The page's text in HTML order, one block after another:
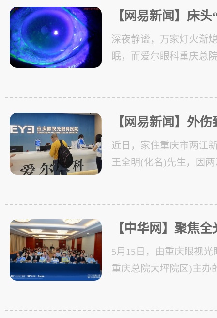
【网易新闻】床
眼“隐形杀手”——
医院深夜接诊电光
深夜静谧，万家灯火渐
眠，而爱尔眼科重庆总
【网易新闻】外
失明！ 重庆眼视
角膜移植成功保眼
近日，家住重庆市两江
王全明(化名)先生，因
【中华网】聚焦
屈光新征程——全
阶培训班重庆站圆
5月15日，由重庆眼视
重庆总院大坪院区)主办